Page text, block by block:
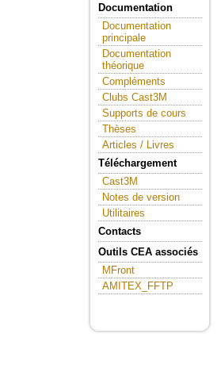
Documentation
Documentation
principale
Documentation
théorique
Compléments
Clubs Cast3M
Supports de cours
Thèses
Articles / Livres
Téléchargement
Cast3M
Notes de version
Utilitaires
Contacts
Outils CEA associés
MFront
AMITEX_FFTP